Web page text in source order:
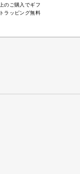
上のご購入でギフ
トラッピング無料